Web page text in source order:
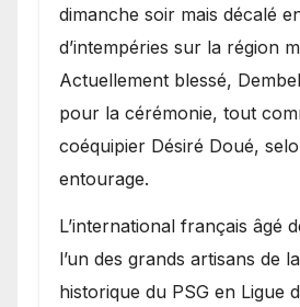
dimanche soir mais décalé
d’intempéries sur la région
Actuellement blessé,
pour la cérémonie, tout
coéquipier Désiré Doué,
entourage.
L’international français âgé
l’un des grands artisans de
historique du PSG en Ligue